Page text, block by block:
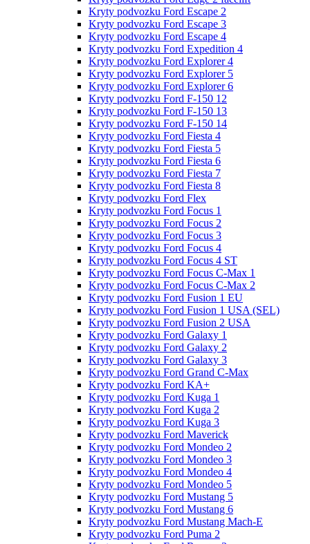
Kryty podvozku Ford Escape 2
Kryty podvozku Ford Escape 3
Kryty podvozku Ford Escape 4
Kryty podvozku Ford Expedition 4
Kryty podvozku Ford Explorer 4
Kryty podvozku Ford Explorer 5
Kryty podvozku Ford Explorer 6
Kryty podvozku Ford F-150 12
Kryty podvozku Ford F-150 13
Kryty podvozku Ford F-150 14
Kryty podvozku Ford Fiesta 4
Kryty podvozku Ford Fiesta 5
Kryty podvozku Ford Fiesta 6
Kryty podvozku Ford Fiesta 7
Kryty podvozku Ford Fiesta 8
Kryty podvozku Ford Flex
Kryty podvozku Ford Focus 1
Kryty podvozku Ford Focus 2
Kryty podvozku Ford Focus 3
Kryty podvozku Ford Focus 4
Kryty podvozku Ford Focus 4 ST
Kryty podvozku Ford Focus C-Max 1
Kryty podvozku Ford Focus C-Max 2
Kryty podvozku Ford Fusion 1 EU
Kryty podvozku Ford Fusion 1 USA (SEL)
Kryty podvozku Ford Fusion 2 USA
Kryty podvozku Ford Galaxy 1
Kryty podvozku Ford Galaxy 2
Kryty podvozku Ford Galaxy 3
Kryty podvozku Ford Grand C-Max
Kryty podvozku Ford KA+
Kryty podvozku Ford Kuga 1
Kryty podvozku Ford Kuga 2
Kryty podvozku Ford Kuga 3
Kryty podvozku Ford Maverick
Kryty podvozku Ford Mondeo 2
Kryty podvozku Ford Mondeo 3
Kryty podvozku Ford Mondeo 4
Kryty podvozku Ford Mondeo 5
Kryty podvozku Ford Mustang 5
Kryty podvozku Ford Mustang 6
Kryty podvozku Ford Mustang Mach-E
Kryty podvozku Ford Puma 2